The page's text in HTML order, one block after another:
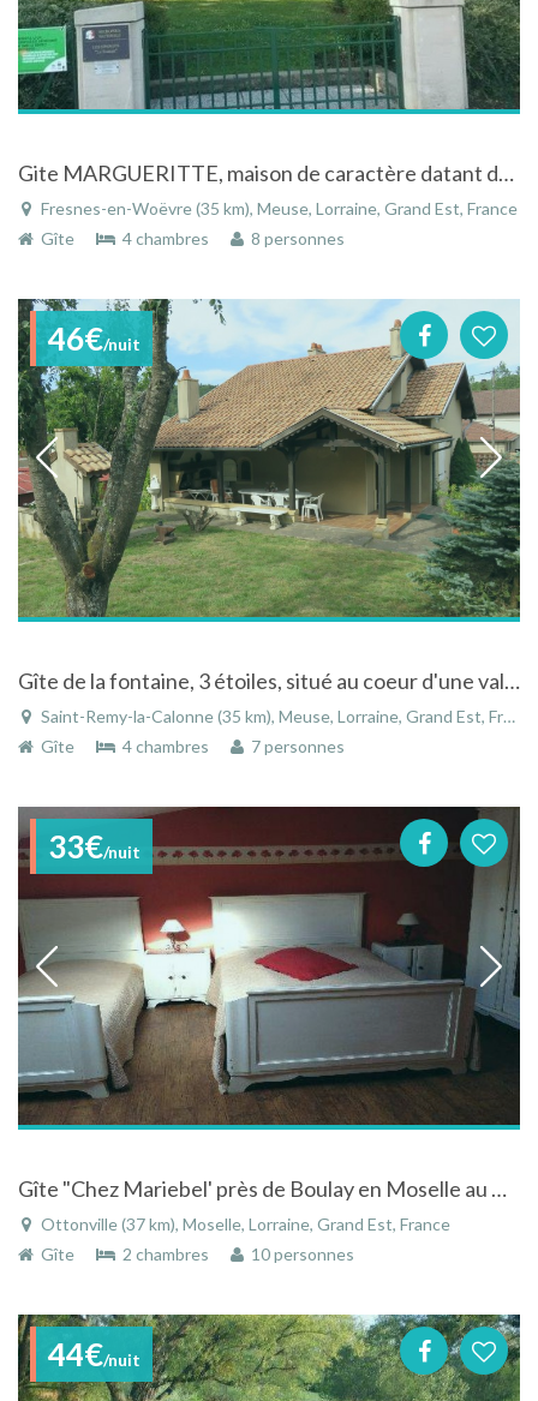
Gite MARGUERITTE, maison de caractère datant des années 1930.
Fresnes-en-Woëvre (35 km), Meuse, Lorraine, Grand Est, France
Gîte
4 chambres 8 personnes
46€/nuit
Gîte de la fontaine, 3 étoiles, situé au coeur d'une vallée verdoyante,
Saint-Remy-la-Calonne (35 km), Meuse, Lorraine, Grand Est, France
Gîte
4 chambres 7 personnes
33€/nuit
Gîte "Chez Mariebel' près de Boulay en Moselle au milieu d'une mini-ferme
Ottonville (37 km), Moselle, Lorraine, Grand Est, France
Gîte
2 chambres 10 personnes
44€/nuit